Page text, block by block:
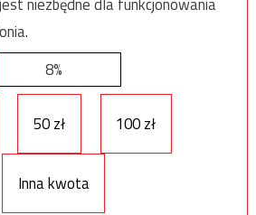
8%
50 zł 100 zł
Inna kwota